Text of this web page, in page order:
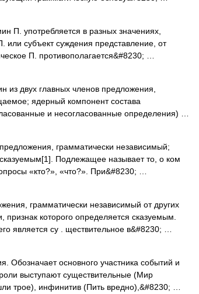
употребляется в разных значениях,
или субъект суждения представление, от
П. противополагается&#8230; …
из двух главных членов предложения,
ядерный компонент состава
и несогласованные определения) …
грамматически независимый;
Подлежащее называет то, о ком
«кто?», «что?». При&#8230; …
грамматически независимый от других
которого определяется сказуемым.
является су . ществительное в&#8230; …
Обозначает основного участника событий и
выступают существительные (Мир
трое), инфинитив (Пить вредно),&#8230; …